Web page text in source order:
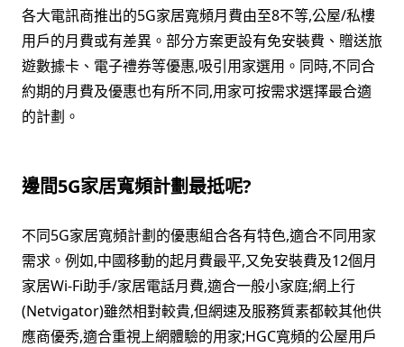
各大電訊商推出的5G家居寬頻月費由至8不等,公屋/私樓
用戶的月費或有差異。部分方案更設有免安裝費、贈送旅
遊數據卡、電子禮券等優惠,吸引用家選用。同時,不同合
約期的月費及優惠也有所不同,用家可按需求選擇最合適
的計劃。
邊間5G家居寬頻計劃最抵呢?
不同5G家居寬頻計劃的優惠組合各有特色,適合不同用家
需求。例如,中國移動的起月費最平,又免安裝費及12個月
家居Wi-Fi助手/家居電話月費,適合一般小家庭;網上行
(Netvigator)雖然相對較貴,但網速及服務質素都較其他供
應商優秀,適合重視上網體驗的用家;HGC寬頻的公屋用戶